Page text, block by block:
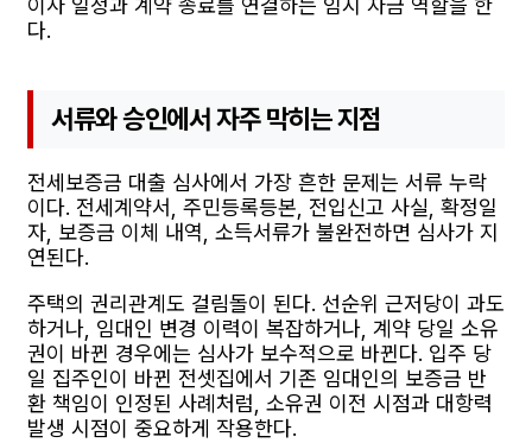
이사 일정과 계약 종료를 연결하는 임시 자금 역할을 한
다.
서류와 승인에서 자주 막히는 지점
전세보증금 대출 심사에서 가장 흔한 문제는 서류 누락
이다. 전세계약서, 주민등록등본, 전입신고 사실, 확정일
자, 보증금 이체 내역, 소득서류가 불완전하면 심사가 지
연된다.
주택의 권리관계도 걸림돌이 된다. 선순위 근저당이 과도
하거나, 임대인 변경 이력이 복잡하거나, 계약 당일 소유
권이 바뀐 경우에는 심사가 보수적으로 바뀐다. 입주 당
일 집주인이 바뀐 전셋집에서 기존 임대인의 보증금 반
환 책임이 인정된 사례처럼, 소유권 이전 시점과 대항력
발생 시점이 중요하게 작용한다.